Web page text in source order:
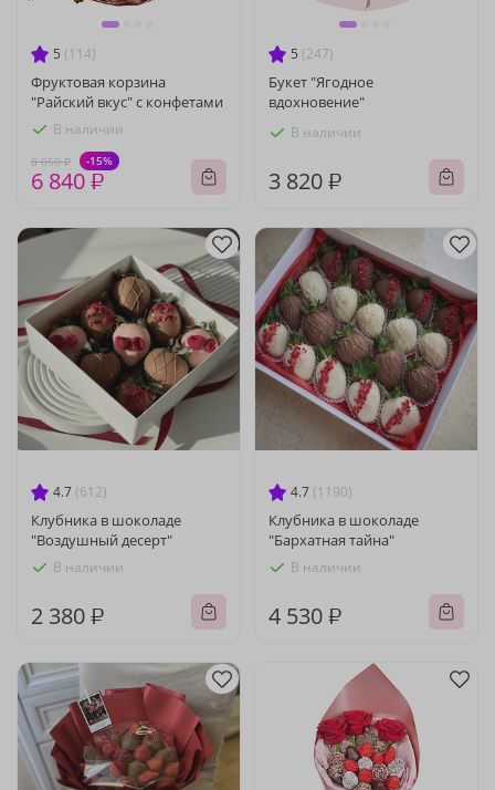
5 (114)
Фруктовая корзина
"Райский вкус" с конфетами
В наличии
8 050 ₽ -15%
6 840 ₽
5 (247)
Букет "Ягодное
вдохновение"
В наличии
3 820 ₽
4.7 (612)
Клубника в шоколаде
"Воздушный десерт"
В наличии
2 380 ₽
4.7 (1190)
Клубника в шоколаде
"Бархатная тайна"
В наличии
4 530 ₽